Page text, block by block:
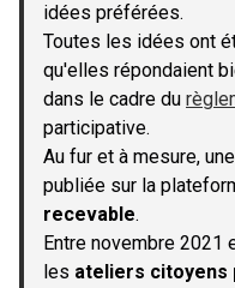
idées préférées.
Toutes les idées ont
qu'elles répondaient
dans le cadre du
participative.
Au fur et à mesure,
publiée sur la
recevable.
Entre novembre 2021
les ateliers citoyens